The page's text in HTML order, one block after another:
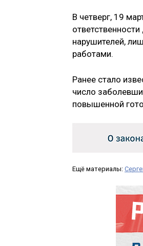
В четверг, 19
нарушителей,
работами.
Ранее стало
число
повышенной
Ещё материалы: